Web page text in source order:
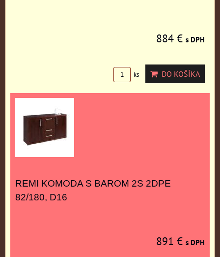
884 € s DPH
ks DO KOŠÍKA
REMI KOMODA S BAROM 2S 2DPE
82/180, D16
891 € s DPH